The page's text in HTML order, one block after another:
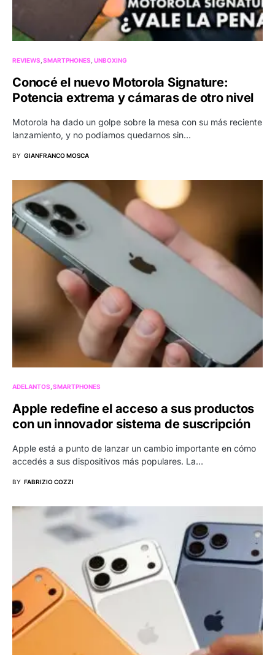
REVIEWS SMARTPHONES UNBOXING
Conocé el nuevo Motorola Signature:
Potencia extrema y cámaras de otro nivel
Motorola ha dado un golpe sobre la mesa con su más reciente
lanzamiento, y no podíamos quedarnos sin…
BY GIANFRANCO MOSCA
ADELANTOS SMARTPHONES
Apple redefine el acceso a sus productos
con un innovador sistema de suscripción
Apple está a punto de lanzar un cambio importante en cómo
accedés a sus dispositivos más populares. La…
BY FABRIZIO COZZI